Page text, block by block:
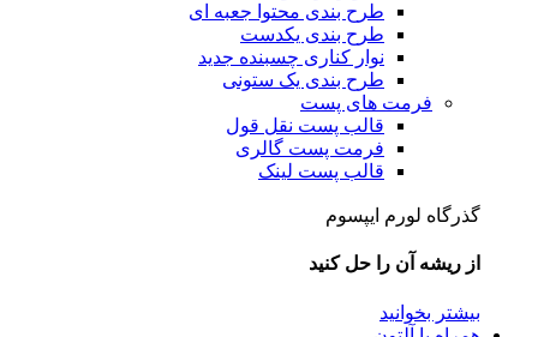
طرح بندی محتوا جعبه ای
طرح بندی یکدست
نوار کناری چسبنده جدید
طرح بندی یک ستونی
فرمت های پست
قالب پست نقل قول
فرمت پست گالری
قالب پست لینک
گذرگاه لورم ایپسوم
از ریشه آن را حل کنید
بیشتر بخوانید